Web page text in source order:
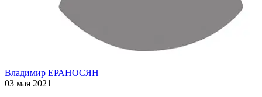
Владимир ЕРАНОСЯН
03 мая 2021